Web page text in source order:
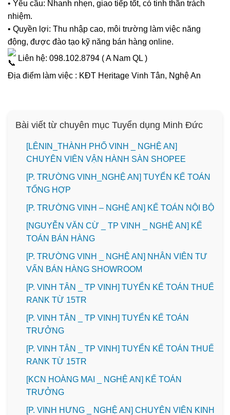
• Yêu cầu: Nhanh nhẹn, giao tiếp tốt, có tinh thần trách
nhiệm.
• Quyền lợi: Thu nhập cao, môi trường làm việc năng
động, được đào tạo kỹ năng bán hàng online.
Liên hệ: 098.102.8794 ( A Nam QL )
Địa điểm làm việc : KĐT Heritage Vinh Tân, Nghệ An
Bài viết từ chuyên mục Tuyển dụng Minh Đức
️[LÊNIN_THÀNH PHỐ VINH _ NGHỆ AN]
CHUYÊN VIÊN VẬN HÀNH SÀN SHOPEE
[P. TRƯỜNG VINH_NGHỆ AN] TUYỂN KẾ TOÁN
TỔNG HỢP
[P. TRƯỜNG VINH – NGHỆ AN] KẾ TOÁN NỘI BỘ
[NGUYỄN VĂN CỪ _ TP VINH _ NGHỆ AN] KẾ
TOÁN BÁN HÀNG
[P. TRƯỜNG VINH _ NGHỆ AN] NHÂN VIÊN TƯ
VẤN BÁN HÀNG SHOWROOM
[P. VINH TÂN _ TP VINH] TUYỂN KẾ TOÁN THUẾ
RANK TỪ 15TR
[P. VINH TÂN _ TP VINH] TUYỂN KẾ TOÁN
TRƯỞNG
[P. VINH TÂN _ TP VINH] TUYỂN KẾ TOÁN THUẾ
RANK TỪ 15TR
️[KCN HOÀNG MAI _ NGHỆ AN] KẾ TOÁN
TRƯỞNG
️[P. VINH HƯNG _ NGHỆ AN] CHUYÊN VIÊN KINH